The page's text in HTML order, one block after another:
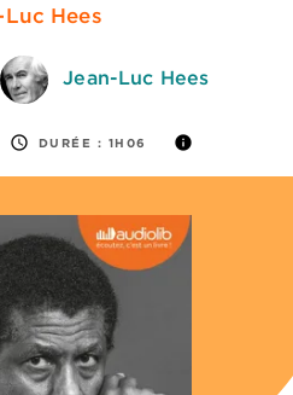
Hees
Jean-Luc Hees
access_time DURÉE : 1H06 info